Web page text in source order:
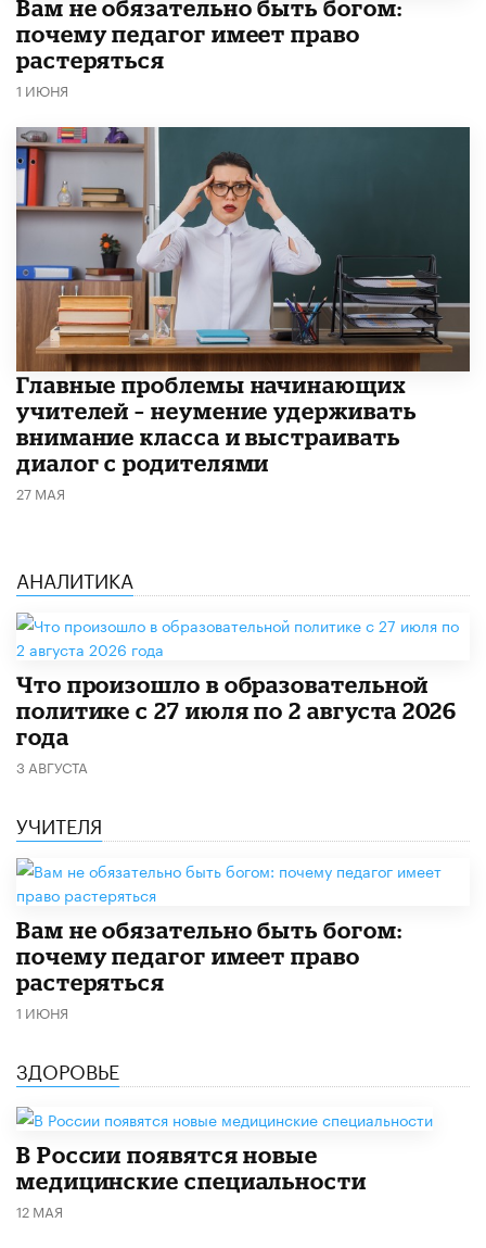
​Вам не обязательно быть богом:
почему педагог имеет право
растеряться
1 ИЮНЯ
Главные проблемы начинающих
учителей – неумение удерживать
внимание класса и выстраивать
диалог с родителями
27 МАЯ
АНАЛИТИКА
​Что произошло в образовательной
политике с 27 июля по 2 августа 2026
года
3 АВГУСТА
УЧИТЕЛЯ
​Вам не обязательно быть богом:
почему педагог имеет право
растеряться
1 ИЮНЯ
ЗДОРОВЬЕ
В России появятся новые
медицинские специальности
12 МАЯ